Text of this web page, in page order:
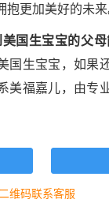
更加美好的未来
美国生宝宝的父
国生宝宝，如果
美福嘉儿，由专
维码联系客服